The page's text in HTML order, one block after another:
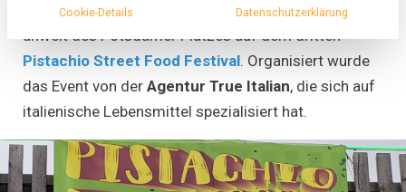
ihren Foodtrucks und Ständen im Gleisdreieckpark
unweit des Potsdamer Platzes auf dem dritten
Pistachio Street Food Festival. Organisiert wurde
das Event von der Agentur True Italian, die sich auf
italienische Lebensmittel spezialisiert hat.
Cookie-Details Datenschutzerklärung